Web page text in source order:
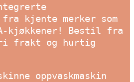
fra kjente merker som
kjøkkener! Bestil fra
fri frakt og hurtig
oppvaskmaskin